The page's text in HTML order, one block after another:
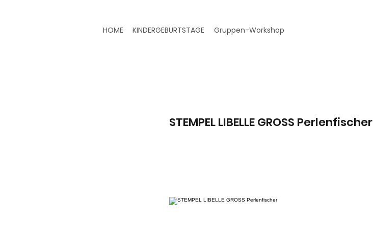
HOME KINDERGEBURTSTAGE Gruppen-Workshop
STEMPEL LIBELLE GROSS Perlenfischer